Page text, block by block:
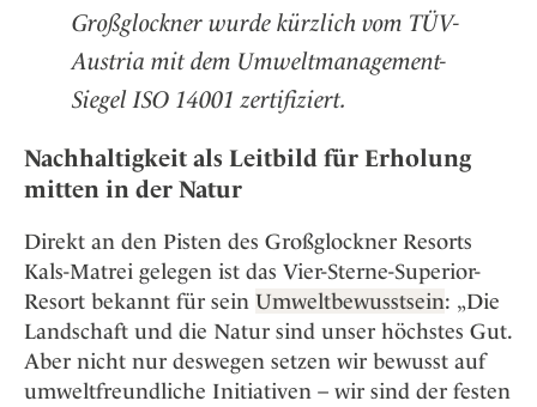
Großglockner wurde kürzlich vom TÜV-
Austria mit dem Umweltmanagement-
Siegel ISO 14001 zertifiziert.
Nachhaltigkeit als Leitbild für Erholung
mitten in der Natur
Direkt an den Pisten des Großglockner Resorts
Kals-Matrei gelegen ist das Vier-Sterne-Superior-
Resort bekannt für sein Umweltbewusstsein: „Die
Landschaft und die Natur sind unser höchstes Gut.
Aber nicht nur deswegen setzen wir bewusst auf
umweltfreundliche Initiativen – wir sind der festen